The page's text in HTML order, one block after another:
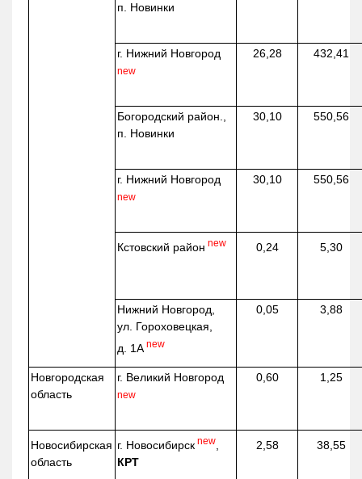
п. Новинки
г. Нижний Новгород
new
26,28 432,41
Богородский район.,
п. Новинки
30,10 550,56
г. Нижний Новгород
new
30,10 550,56
Кстовский район new 0,24 5,30
Нижний Новгород,
ул. Гороховецкая,
д. 1А new
0,05 3,88
Новгородская
область
г. Великий Новгород
new
0,60 1,25
Новосибирская
область
г. Новосибирск new
КРТ
2,58 38,55